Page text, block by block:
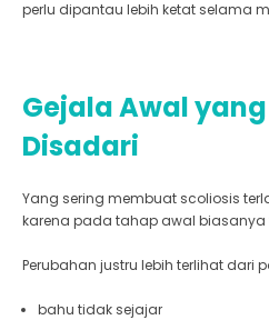
perlu dipantau lebih ketat selama
Gejala Awal
Disadari
Yang sering membuat scoliosis
karena pada tahap awal biasanya
Perubahan justru lebih terlihat dari
bahu tidak sejajar